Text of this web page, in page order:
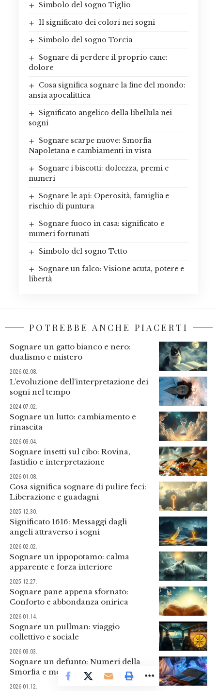
Simbolo del sogno Tiglio
Il significato dei colori nei sogni
Simbolo del sogno Torcia
Sognare di perdere il proprio cane:
dolore
Cosa significa sognare la fine del mondo:
ansia apocalittica
Significato angelico della libellula nei
sogni
Sognare scarpe nuove: Smorfia
Napoletana e cambiamenti in vista
Sognare i biscotti: dolcezza, premi e
numeri
Sognare le api: Operosità, famiglia e
rischio di puntura
Sognare fuoco in casa: significato e
numeri fortunati
Simbolo del sogno Tetto
Sognare un falco: Visione acuta, potere e
libertà
POTREBBE ANCHE PIACERTI
Sognare un gatto bianco e nero:
dualismo e mistero
2026.02.08.
L’evoluzione dell’interpretazione dei
sogni nel tempo
2024.07.02.
Sognare un lutto: cambiamento e
rinascita
2026.03.04.
Sognare insetti sul cibo: Rovina,
fastidio e interpretazione
2026.01.08.
Cosa significa sognare di pulire feci:
Liberazione e guadagni
2025.12.30.
Significato 1616: Messaggi dagli
angeli attraverso i sogni
2026.02.02.
Sognare un ippopotamo: calma
apparente e forza interiore
2025.12.27.
Sognare pane appena sfornato:
Conforto e abbondanza onirica
2026.01.14.
Sognare un pullman: viaggio
collettivo e sociale
2026.03.03.
Sognare un defunto: Numeri della
Smorfia e messaggi onirici
2026.01.12.